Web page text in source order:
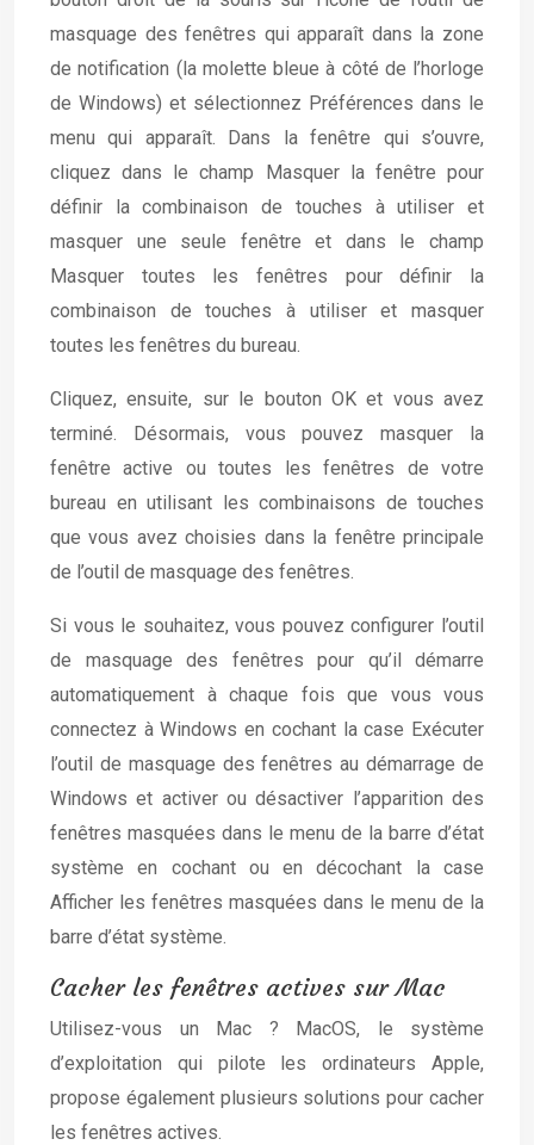
masquage des fenêtres qui apparaît dans la zone
de notification (la molette bleue à côté de l’horloge
de Windows) et sélectionnez Préférences dans le
menu qui apparaît. Dans la fenêtre qui s’ouvre,
cliquez dans le champ Masquer la fenêtre pour
définir la combinaison de touches à utiliser et
masquer une seule fenêtre et dans le champ
Masquer toutes les fenêtres pour définir la
combinaison de touches à utiliser et masquer
toutes les fenêtres du bureau.
Cliquez, ensuite, sur le bouton OK et vous avez
terminé. Désormais, vous pouvez masquer la
fenêtre active ou toutes les fenêtres de votre
bureau en utilisant les combinaisons de touches
que vous avez choisies dans la fenêtre principale
de l’outil de masquage des fenêtres.
Si vous le souhaitez, vous pouvez configurer l’outil
de masquage des fenêtres pour qu’il démarre
automatiquement à chaque fois que vous vous
connectez à Windows en cochant la case Exécuter
l’outil de masquage des fenêtres au démarrage de
Windows et activer ou désactiver l’apparition des
fenêtres masquées dans le menu de la barre d’état
système en cochant ou en décochant la case
Afficher les fenêtres masquées dans le menu de la
barre d’état système.
Cacher les fenêtres actives sur Mac
Utilisez-vous un Mac ? MacOS, le système
d’exploitation qui pilote les ordinateurs Apple,
propose également plusieurs solutions pour cacher
les fenêtres actives.